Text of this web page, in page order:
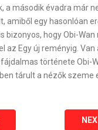
a második évadra már
amiből egy hasonlóan
bizonyos, hogy Obi-Wan
az Egy új reményig. Van
története Obi-
tárult a nézők szeme